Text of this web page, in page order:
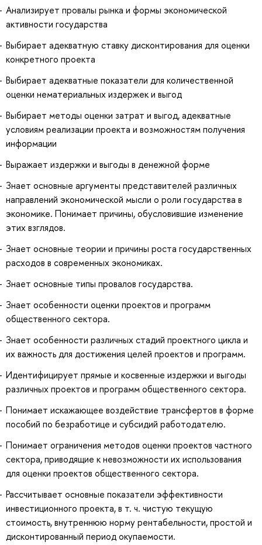
Анализирует провалы рынка и формы экономической
активности государства
Выбирает адекватную ставку дисконтирования для оценки
конкретного проекта
Выбирает адекватные показатели для количественной
оценки нематериальных издержек и выгод
Выбирает методы оценки затрат и выгод, адекватные
условиям реализации проекта и возможностям получения
информации
Выражает издержки и выгоды в денежной форме
Знает основные аргументы представителей различных
направлений экономической мысли о роли государства в
экономике. Понимает причины, обусловившие изменение
этих взглядов.
Знает основные теории и причины роста государственных
расходов в современных экономиках.
Знает основные типы провалов государства.
Знает особенности оценки проектов и программ
общественного сектора.
Знает особенности различных стадий проектного цикла и
их важность для достижения целей проектов и программ.
Идентифицирует прямые и косвенные издержки и выгоды
различных проектов и программ общественного сектора.
Понимает искажающее воздействие трансфертов в форме
пособий по безработице и субсидий работодателю.
Понимает ограничения методов оценки проектов частного
сектора, приводящие к невозможности их использования
для оценки проектов общественного сектора.
Рассчитывает основные показатели эффективности
инвестиционного проекта, в т. ч. чистую текущую
стоимость, внутреннюю норму рентабельности, простой и
дисконтированный период окупаемости.